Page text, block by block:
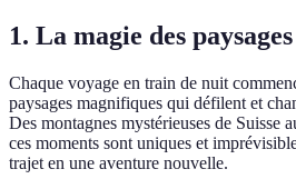
1. La magie des
Chaque voyage en train de nuit
paysages magnifiques qui défilent et
Des montagnes mystérieuses de Suisse
ces moments sont uniques et
trajet en une aventure nouvelle.